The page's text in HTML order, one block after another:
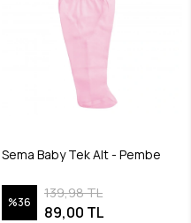
Sema Baby Tek Alt - Pembe
%36
139,98 TL
89,00 TL